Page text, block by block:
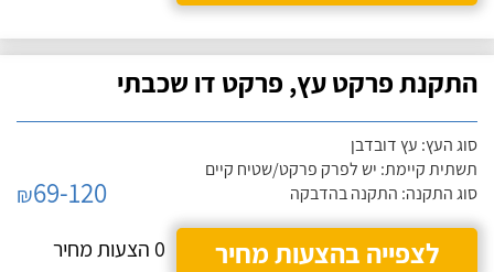
התקנת פרקט עץ, פרקט דו שכבתי
סוג העץ: עץ דובדבן
תשתית קיימת: יש לפרק פרקט/שטיח קיים
סוג התקנה: התקנה בהדבקה
₪69-120
לצפייה בהצעות מחיר
0 הצעות מחיר